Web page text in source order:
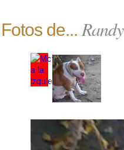
Fotos de... Randy